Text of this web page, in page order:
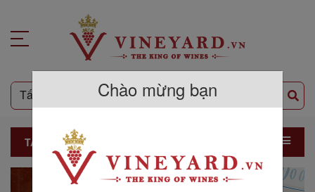
TẤT CẢ SẢN PHẨM
Chào mừng bạn